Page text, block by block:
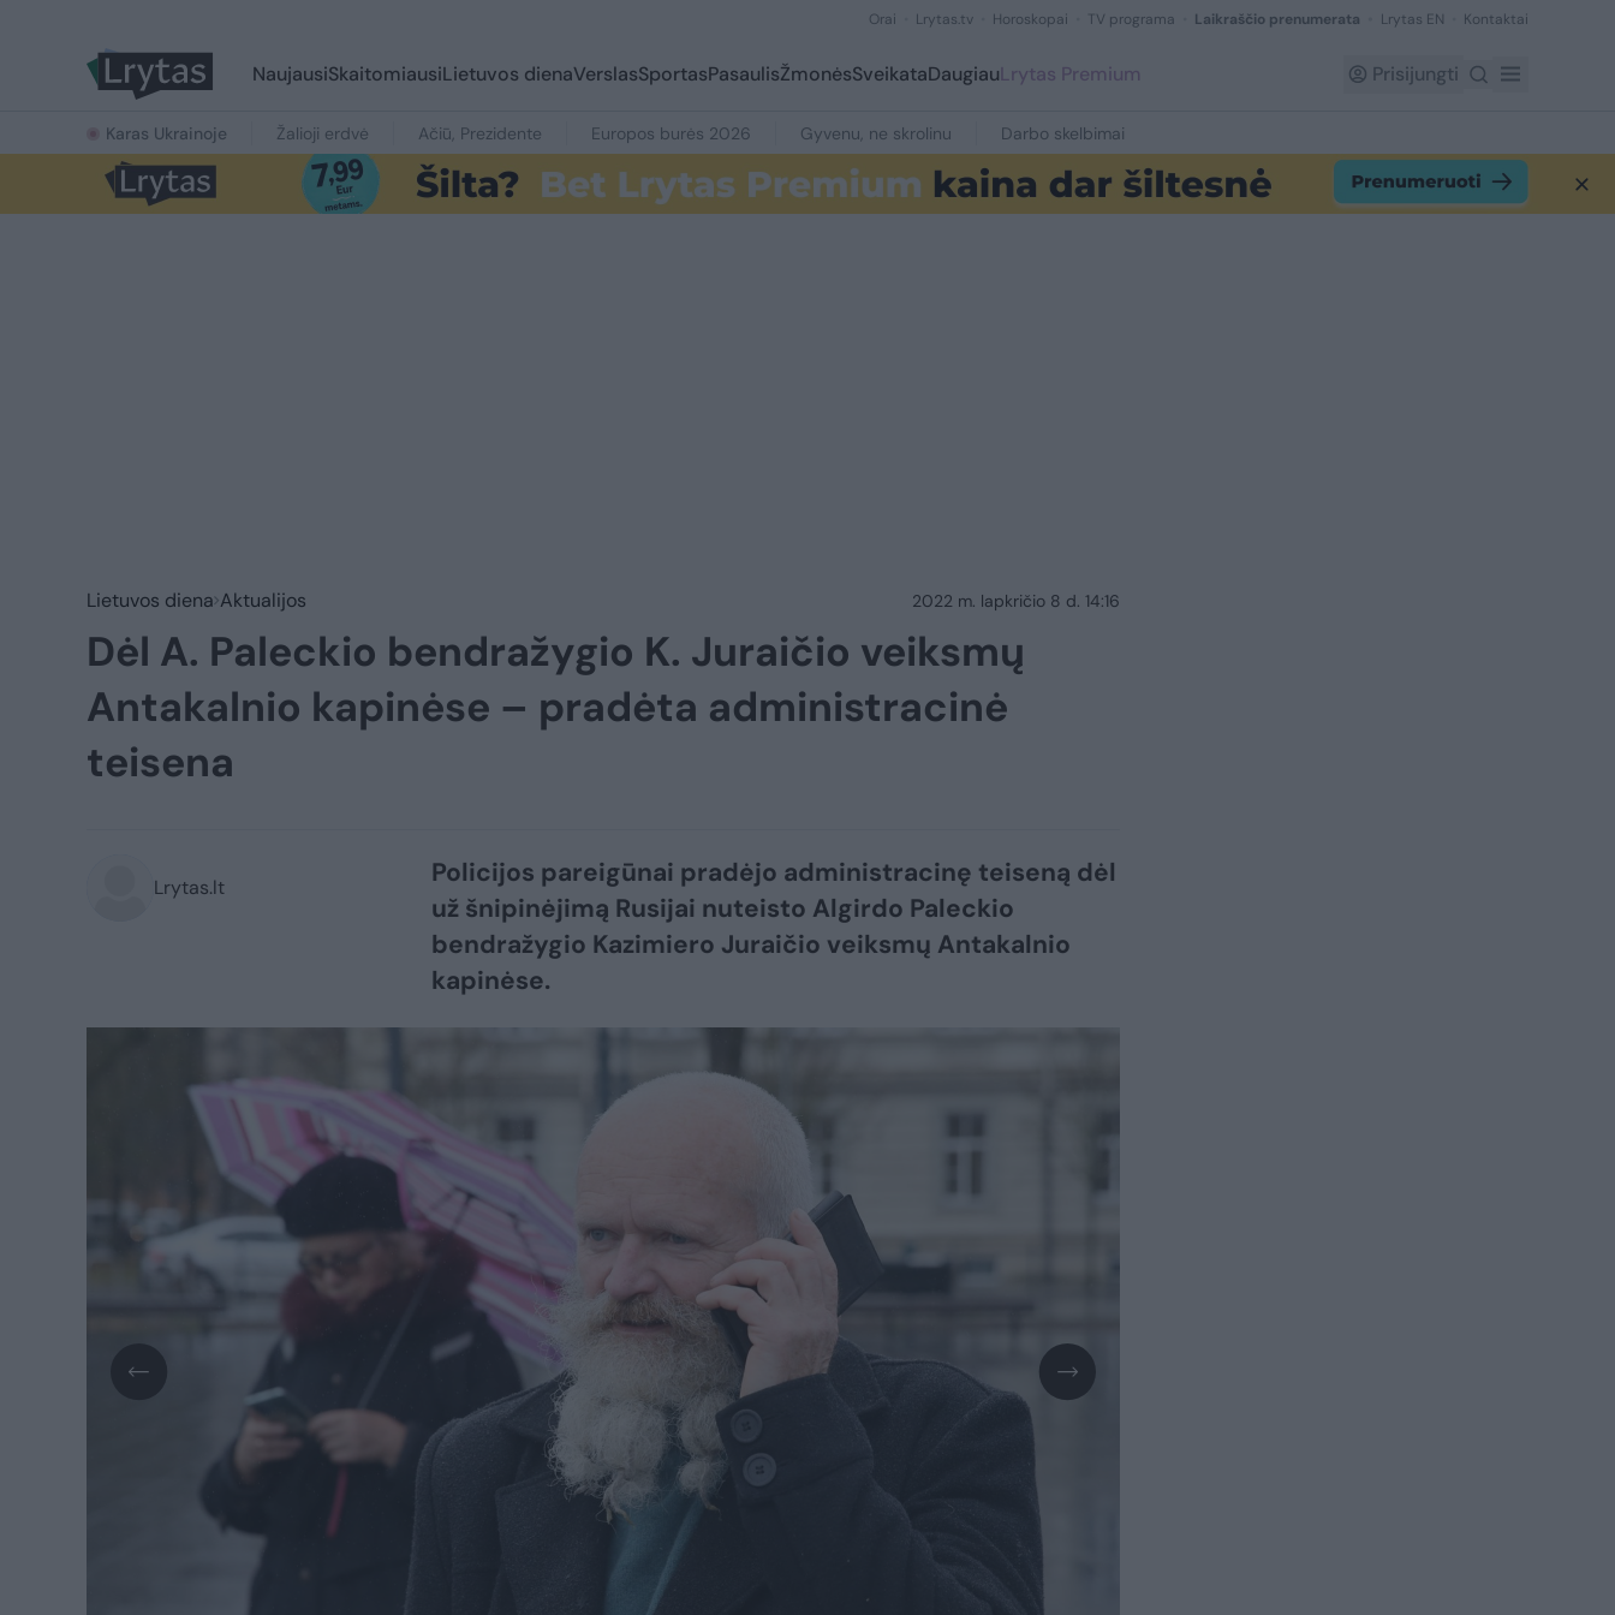
Orai Lrytas.tv Horoskopai TV programa Laikraščio prenumerata Lrytas EN Kontaktai
NaujausiSkaitomiausiLietuvos dienaVerslasSportasPasaulisŽmonėsSveikataDaugiauLrytas Premium Prisijungti
Karas Ukrainoje Žalioji erdvė Ačiū, Prezidente Europos burės 2026 Gyvenu, ne skrolinu Darbo skelbimai
Lietuvos diena Aktualijos 2022 m. lapkričio 8 d. 14:16
Dėl A. Paleckio bendražygio K. Juraičio veiksmų
Antakalnio kapinėse – pradėta administracinė
teisena
Lrytas.lt
Policijos pareigūnai pradėjo administracinę teiseną dėl
už šnipinėjimą Rusijai nuteisto Algirdo Paleckio
bendražygio Kazimiero Juraičio veiksmų Antakalnio
kapinėse.